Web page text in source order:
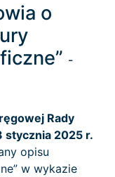
o
-
Rady
stycznia 2025 r.
opisu
w wykazie